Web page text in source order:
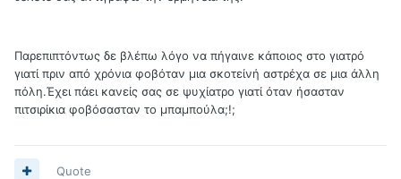
Παρεπιπτόντως δε βλέπω λόγο να πήγαινε κάποιος στο γιατρό
γιατί πριν από χρόνια φοβόταν μια σκοτείνή αστρέχα σε μια άλλη
πόλη.Έχει πάει κανείς σας σε ψυχίατρο γιατί όταν ήσασταν
πιτσιρίκια φοβόσασταν το μπαμπούλα;!;
Quote